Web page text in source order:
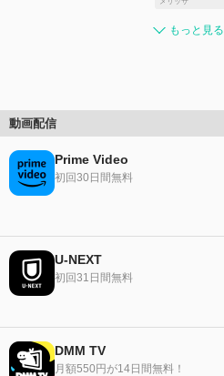
もっと見る
動画配信
Prime Video
初回30日間無料
U-NEXT
初回31日間無料
DMM TV
月額550円が14日間無料！